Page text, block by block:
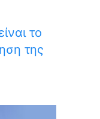
το
της